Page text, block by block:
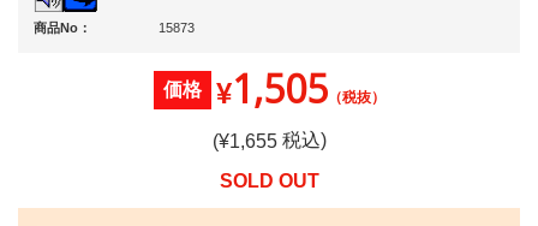
商品No： 15873
価格 ¥1,505（税抜）
(¥1,655税込)
SOLD OUT